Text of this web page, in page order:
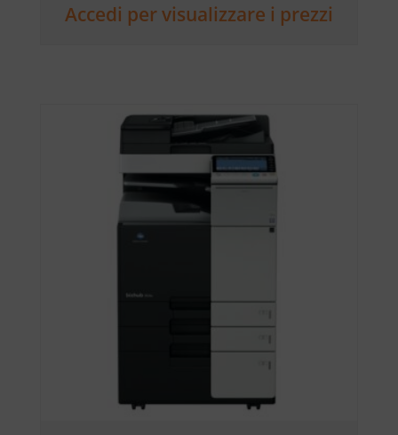
Accedi per visualizzare i prezzi